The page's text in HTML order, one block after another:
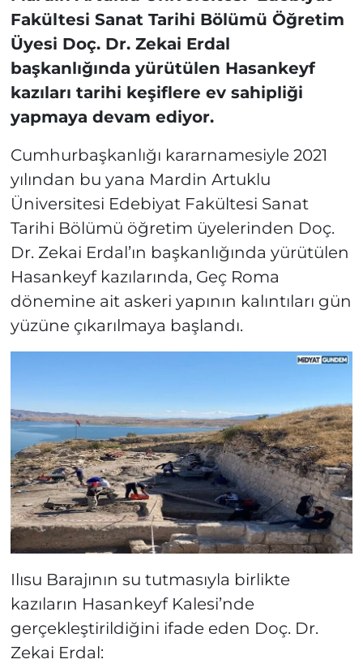
Fakültesi Sanat Tarihi Bölümü Öğretim
Üyesi Doç. Dr. Zekai Erdal
başkanlığında yürütülen Hasankeyf
kazıları tarihi keşiflere ev sahipliği
yapmaya devam ediyor.
Cumhurbaşkanlığı kararnamesiyle 2021
yılından bu yana Mardin Artuklu
Üniversitesi Edebiyat Fakültesi Sanat
Tarihi Bölümü öğretim üyelerinden Doç.
Dr. Zekai Erdal’ın başkanlığında yürütülen
Hasankeyf kazılarında, Geç Roma
dönemine ait askeri yapının kalıntıları gün
yüzüne çıkarılmaya başlandı.
Ilısu Barajının su tutmasıyla birlikte
kazıların Hasankeyf Kalesi’nde
gerçekleştirildiğini ifade eden Doç. Dr.
Zekai Erdal: